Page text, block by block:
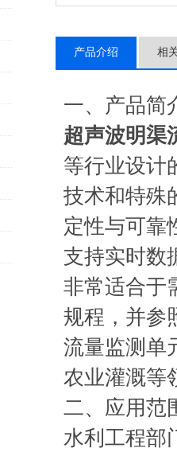
产品介绍 相
一、产品简
超声波明渠
等行业设计
技术和特殊
定性与可靠
支持实时数
非常适合于
规程，并参
流量监测单
农业灌溉等
二、应用范
水利工程部